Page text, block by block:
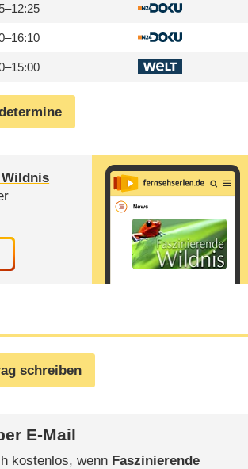
12:25
16:10
15:00
Wildnis
schreiben
E-Mail
kostenlos, wenn Faszinierende